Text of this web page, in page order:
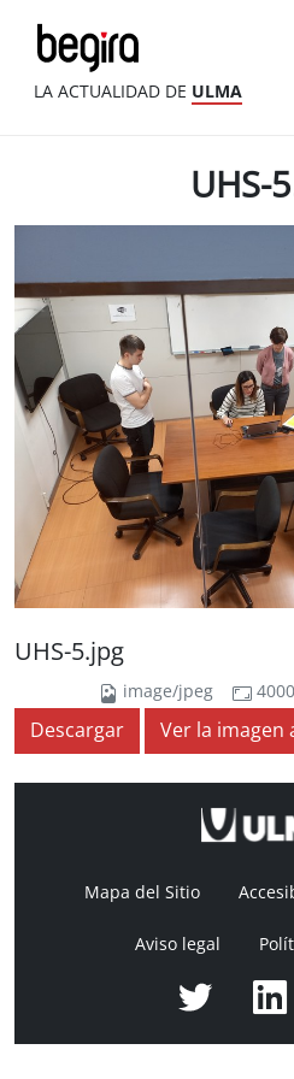
LA ACTUALIDAD DE ULMA
UHS-
UHS-5.jpg
image/jpeg
Descargar Ver la imagen
Mapa del Sitio
Aviso legal